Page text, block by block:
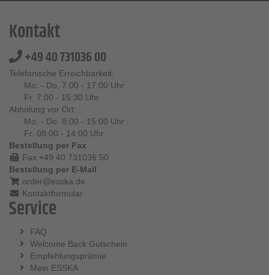
Kontakt
+49 40 731036 00
Telefonische Erreichbarkeit:
Mo. - Do. 7:00 - 17:00 Uhr
Fr. 7:00 - 15:30 Uhr
Abholung vor Ort:
Mo. - Do. 8:00 - 15:00 Uhr
Fr. 08:00 - 14:00 Uhr
Bestellung per Fax
Fax +49 40 731036 50
Bestellung per E-Mail
order@esska.de
Kontaktformular
Service
FAQ
Welcome Back Gutschein
Empfehlungsprämie
Mein ESSKA